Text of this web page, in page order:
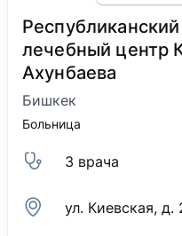
лечебный центр
Ахунбаева
Бишкек
Больница
3 врача
ул. Киевская, д.